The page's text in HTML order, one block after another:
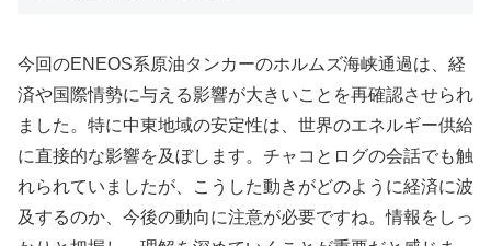
今回のENEOS系原油タンカーのホルムズ海峡通過は、経
済や国際情勢に与える影響が大きいことを再確認させられ
ました。特に中東地域の安定性は、世界のエネルギー供給
に直接的な影響を及ぼします。チャコとログの会話でも触
れられていましたが、こうした動きがどのように経済に波
及するのか、今後の動向に注意が必要ですね。情報をしっ